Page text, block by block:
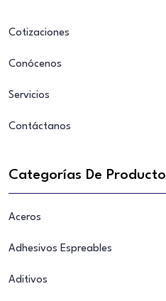
Cotizaciones
Conócenos
Servicios
Contáctanos
Categorías De Producto
Aceros
Adhesivos Espreables
Aditivos